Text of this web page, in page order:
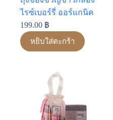
ไรซ์เบอร์รี่ ออร์แกนิค
199.00 ฿
หยิบใส่ตะกร้า